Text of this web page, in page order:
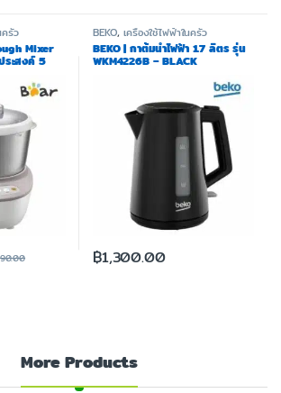
More Products
ครัว
Mixer
ระสงค์ 5
BEKO,เครื่องใช้ไฟฟ้าในครัว
BEKO | กาต้มน้ำไฟฟ้า 1.7 ลิตร รุ่น
WKM4226B – BLACK
฿1,300.00